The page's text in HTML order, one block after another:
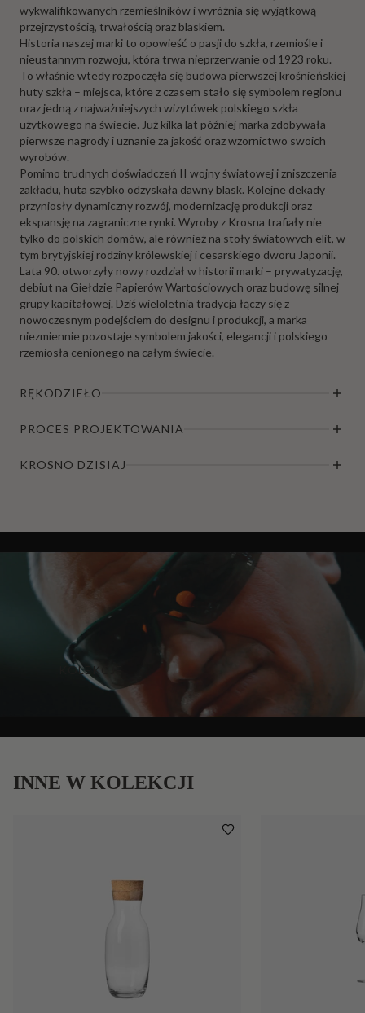
KOLEKCJE
wykwalifikowanych rzemieślników i wyróżnia się wyjątkową
przejrzystością, trwałością oraz blaskiem.
Historia naszej marki to opowieść o pasji do szkła, rzemiośle i
nieustannym rozwoju, która trwa nieprzerwanie od 1923 roku.
To właśnie wtedy rozpoczęła się budowa pierwszej krośnieńskiej
huty szkła – miejsca, które z czasem stało się symbolem regionu
oraz jedną z najważniejszych wizytówek polskiego szkła
użytkowego na świecie. Już kilka lat później marka zdobywała
pierwsze nagrody i uznanie za jakość oraz wzornictwo swoich
wyrobów.
Pomimo trudnych doświadczeń II wojny światowej i zniszczenia
zakładu, huta szybko odzyskała dawny blask. Kolejne dekady
przyniosły dynamiczny rozwój, modernizację produkcji oraz
ekspansję na zagraniczne rynki. Wyroby z Krosna trafiały nie
tylko do polskich domów, ale również na stoły światowych elit, w
tym brytyjskiej rodziny królewskiej i cesarskiego dworu Japonii.
Lata 90. otworzyły nowy rozdział w historii marki – prywatyzację,
debiut na Giełdzie Papierów Wartościowych oraz budowę silnej
grupy kapitałowej. Dziś wieloletnia tradycja łączy się z
nowoczesnym podejściem do designu i produkcji, a marka
niezmiennie pozostaje symbolem jakości, elegancji i polskiego
rzemiosła cenionego na całym świecie.
RĘKODZIEŁO
PROCES PROJEKTOWANIA
KROSNO DZISIAJ
INNE W KOLEKCJI